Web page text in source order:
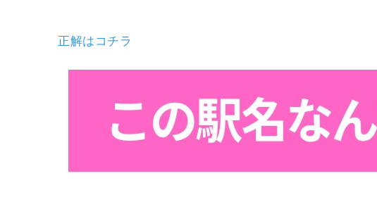
正解はコチラ